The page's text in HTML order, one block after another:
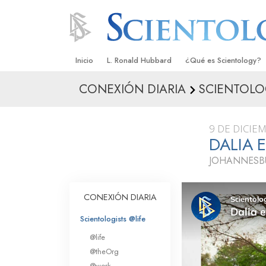
Inicio L. Ronald Hubbard ¿Qué es Scientology?
Creencias y Prácticas
Qué dicen los
Scientology
Conoce a un
Dentro de una Iglesia
Los Principios
Una Introducción a
CONEXIÓN DIARIA
9 DE
DALIA
CONEXIÓN DIARIA
Scientologists @life
@life
@theOrg